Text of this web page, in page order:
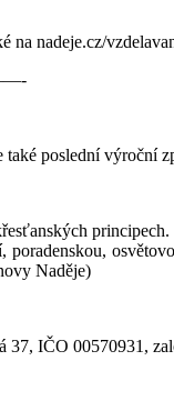
na nadeje.cz/
také poslední výroční
Naděje)
37, IČO 00570931,